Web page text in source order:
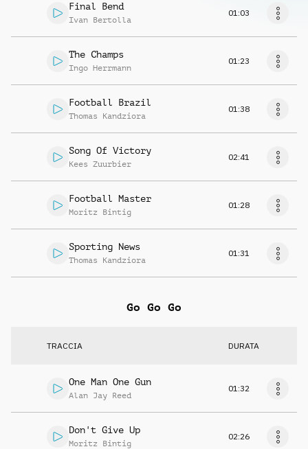
Final Bend
Ivan Bertolla
01:03
The Champs
Ingo Herrmann
01:23
Football Brazil
Thomas Kandziora
01:38
Song Of Victory
Kees Zuurbier
02:41
Football Master
Moritz Bintig
01:28
Sporting News
Thomas Kandziora
01:31
Go Go Go
TRACCIA DURATA
One Man One Gun
Alan Jay Reed
01:32
Don't Give Up
Moritz Bintig
02:26